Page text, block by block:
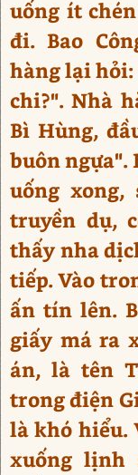
uống ít
đi. Bao
hàng lại hỏi:
chi?". Nhà
Bì Hùng,
buôn ngựa".
uống xong,
truyền dụ,
thấy nha
tiếp. Vào
ấn tín lên.
giấy má ra
án, là tên
trong điện
là khó hiểu.
xuống lịnh